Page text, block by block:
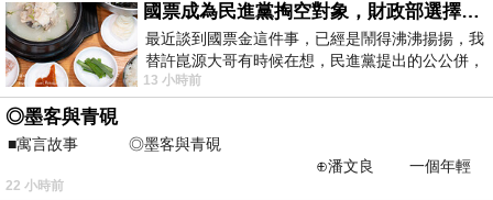
國票成為民進黨掏空對象，財政部選擇性失憶
最近談到國票金這件事，已經是鬧得沸沸揚揚，我
替許崑源大哥有時候在想，民進黨提出的公公併，
其實就是想要國庫通黨庫，鬧出最大的醜
13 小時前
◎墨客與青硯
■寓言故事 ◎墨客與青硯
⊕潘文良 一個年輕
的墨客，在京城的古玩肆裡
22 小時前